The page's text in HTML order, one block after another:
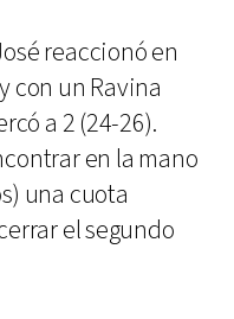
reaccionó en
con un Ravina
a 2 (24-26).
en la mano
una cuota
el segundo